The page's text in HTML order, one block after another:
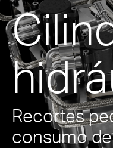
Recortes
consumo